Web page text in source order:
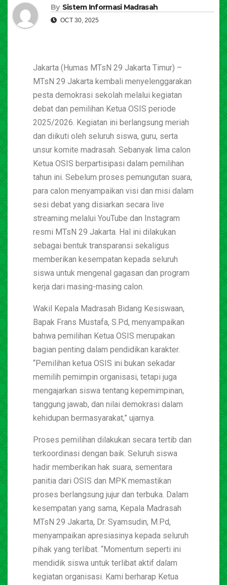
By Sistem Informasi Madrasah
OCT 30, 2025
Jakarta (Humas MTsN 29 Jakarta Timur) –
MTsN 29 Jakarta kembali menyelenggarakan
pesta demokrasi sekolah melalui kegiatan
debat dan pemilihan Ketua OSIS periode
2025/2026. Kegiatan ini berlangsung meriah
dan diikuti oleh seluruh siswa, guru, serta
unsur komite madrasah. Sebanyak lima calon
Ketua OSIS berpartisipasi dalam pemilihan
tahun ini. Sebelum proses pemungutan suara,
para calon menyampaikan visi dan misi dalam
sesi debat yang disiarkan secara live
streaming melalui YouTube dan Instagram
resmi MTsN 29 Jakarta. Hal ini dilakukan
sebagai bentuk transparansi sekaligus
memberikan kesempatan kepada seluruh
siswa untuk mengenal gagasan dan program
kerja dari masing-masing calon.
Wakil Kepala Madrasah Bidang Kesiswaan,
Bapak Frans Mustafa, S.Pd, menyampaikan
bahwa pemilihan Ketua OSIS merupakan
bagian penting dalam pendidikan karakter.
“Pemilihan ketua OSIS ini bukan sekadar
memilih pemimpin organisasi, tetapi juga
mengajarkan siswa tentang kepemimpinan,
tanggung jawab, dan nilai demokrasi dalam
kehidupan bermasyarakat,” ujarnya.
Proses pemilihan dilakukan secara tertib dan
terkoordinasi dengan baik. Seluruh siswa
hadir memberikan hak suara, sementara
panitia dari OSIS dan MPK memastikan
proses berlangsung jujur dan terbuka. Dalam
kesempatan yang sama, Kepala Madrasah
MTsN 29 Jakarta, Dr. Syamsudin, M.Pd,
menyampaikan apresiasinya kepada seluruh
pihak yang terlibat. “Momentum seperti ini
mendidik siswa untuk terlibat aktif dalam
kegiatan organisasi. Kami berharap Ketua